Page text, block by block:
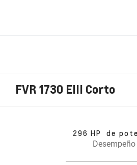
FVR 1730 EIII Corto
296 HP de
Desempeño